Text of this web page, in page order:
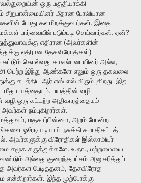
ஒரு பகுதியாக்கி
சீறுபான்மையினர் மீதான போலியான
போது களமிறக்குவார்கள். இதை
பார்வையில் படும்படி செய்வார்கள். ஏன்?
எதிரான (அவர்களின்
எதிரான தேசவிரோதிகள்)
சுட்டும் கொல்வது காவல்படையினர் அல்ல,
பெற்ற இந்து ஆண்களே எனும் ஒரு தகவலை
கடத்திட ஆர்.எஸ்.எஸ் விரும்புகிறது. இது
மீது பயத்தையும், பயத்தின் வழி
வழி ஒரு கட்டற்ற அதிகாரத்தையும்
அவர்கள் நம்புகிறார்கள்.
, மதசார்பின்மை, அறம் போன்ற
ஒரேடியடியாய் நசுக்கி சமாதிகட்டத்
. அவர்களுக்கு விரோதிகள் இஸ்லாமியர்
சமூக கருத்துக்களே. உ.தா., மற்றமையை
அல்லது குறைந்தபட்சம் அனுசரித்துப்
அவர்கள் பேடித்தனம், தேசவிரோத
என்கிறார்கள். இந்த முற்போக்கு